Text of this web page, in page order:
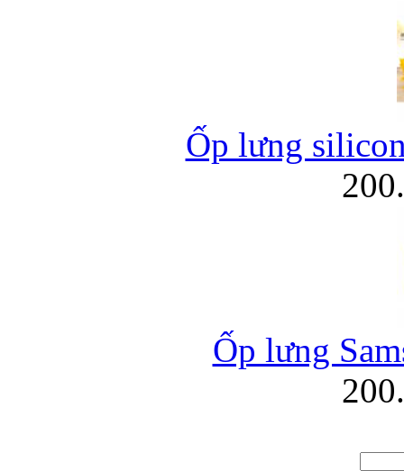
Ốp lưng
Ốp lưng